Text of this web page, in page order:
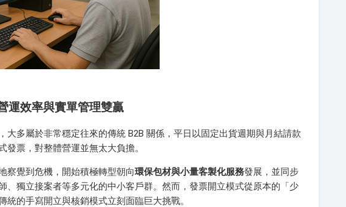
運效率與實單管理雙贏
多屬於非常穩定往來的傳統 B2B 關係，平日以固定出貨週期與月結請款
票，對整體營運並無太大負擔。
察覺到危機，開始積極轉型朝向環保包材與小量客製化服務發展，並同步
、獨立接案者等多元化的中小客戶群。然而，發票開立模式從原本的「少
的手寫開立與核銷模式立刻面臨巨大挑戰。